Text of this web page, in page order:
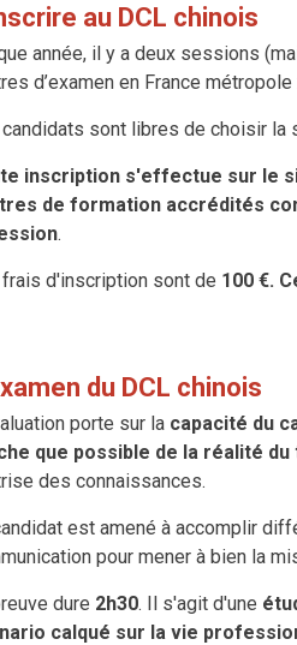
au DCL chinois
année, il y a deux sessions
d’examen en France
sont libres de choisir la
inscription s'effectue sur le
de formation accrédités
.
d'inscription sont de 100 €. C
du DCL chinois
porte sur la capacité du
que possible de la réalité du
des connaissances.
est amené à accomplir
pour mener à bien la
dure 2h30. Il s'agit d'une
calqué sur la vie